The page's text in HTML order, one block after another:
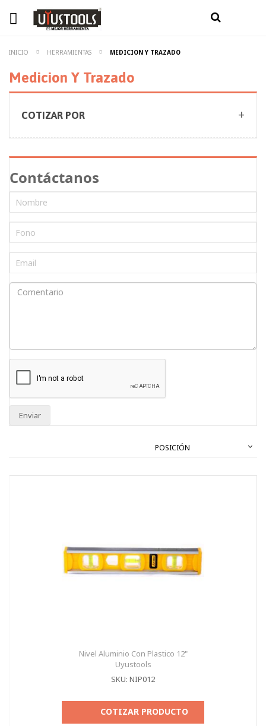
INICIO HERRAMIENTAS MEDICION Y TRAZADO
Medicion Y Trazado
Nivel Aluminio Con Plastico 12"
Uyustools
SKU: NIP012
COTIZAR PRODUCTO
COTIZAR POR
Contáctanos
Enviar